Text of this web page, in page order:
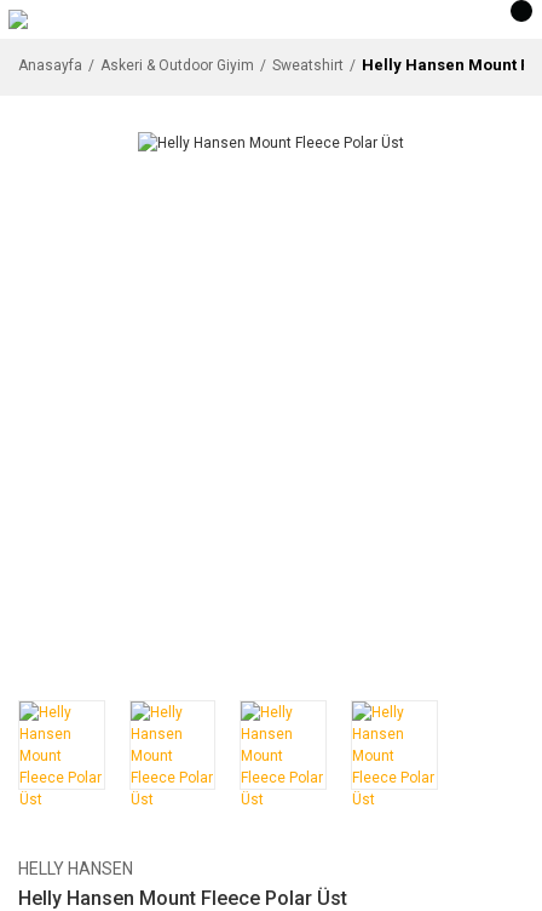
Anasayfa Askeri & Outdoor Giyim Sweatshirt Helly Hansen Mount
HELLY HANSEN
Helly Hansen Mount Fleece Polar Üst